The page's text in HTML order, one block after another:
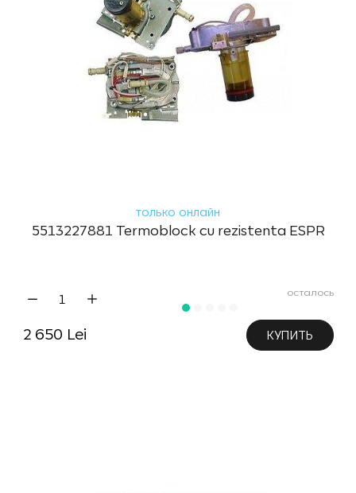
только онлайн
5513227881 Termoblock cu rezistenta ESPR
осталось
2 650 Lei КУПИТЬ